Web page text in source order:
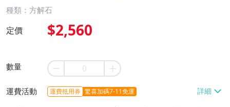
種類：方解石
定價 $2,560
數量
運費活動 運費抵用券 驚喜加碼7-11免運